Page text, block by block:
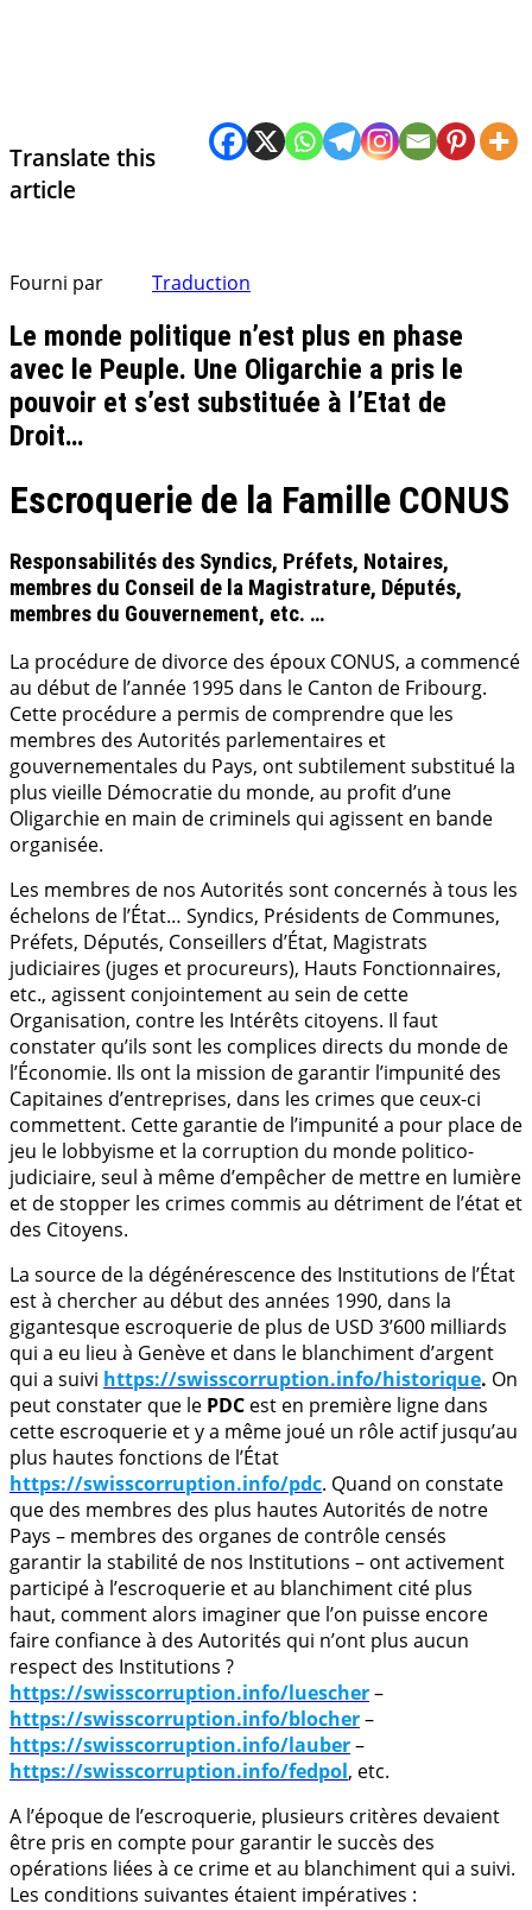
Translate this
article
Fourni par Traduction
Le monde politique n’est plus en phase
avec le Peuple. Une Oligarchie a pris le
pouvoir et s’est substituée à l’Etat de
Droit…
Escroquerie de la Famille CONUS
Responsabilités des Syndics, Préfets, Notaires,
membres du Conseil de la Magistrature, Députés,
membres du Gouvernement, etc. …
La procédure de divorce des époux CONUS, a commencé
au début de l’année 1995 dans le Canton de Fribourg.
Cette procédure a permis de comprendre que les
membres des Autorités parlementaires et
gouvernementales du Pays, ont subtilement substitué la
plus vieille Démocratie du monde, au profit d’une
Oligarchie en main de criminels qui agissent en bande
organisée.
Les membres de nos Autorités sont concernés à tous les
échelons de l’État… Syndics, Présidents de Communes,
Préfets, Députés, Conseillers d’État, Magistrats
judiciaires (juges et procureurs), Hauts Fonctionnaires,
etc., agissent conjointement au sein de cette
Organisation, contre les Intérêts citoyens. Il faut
constater qu’ils sont les complices directs du monde de
l’Économie. Ils ont la mission de garantir l’impunité des
Capitaines d’entreprises, dans les crimes que ceux-ci
commettent. Cette garantie de l’impunité a pour place de
jeu le lobbyisme et la corruption du monde politico-
judiciaire, seul à même d’empêcher de mettre en lumière
et de stopper les crimes commis au détriment de l’état et
des Citoyens.
La source de la dégénérescence des Institutions de l’État
est à chercher au début des années 1990, dans la
gigantesque escroquerie de plus de USD 3’600 milliards
qui a eu lieu à Genève et dans le blanchiment d’argent
qui a suivi https://swisscorruption.info/historique. On
peut constater que le PDC est en première ligne dans
cette escroquerie et y a même joué un rôle actif jusqu’au
plus hautes fonctions de l’État
https://swisscorruption.info/pdc. Quand on constate
que des membres des plus hautes Autorités de notre
Pays – membres des organes de contrôle censés
garantir la stabilité de nos Institutions – ont activement
participé à l’escroquerie et au blanchiment cité plus
haut, comment alors imaginer que l’on puisse encore
faire confiance à des Autorités qui n’ont plus aucun
respect des Institutions ?
https://swisscorruption.info/luescher–
https://swisscorruption.info/blocher–
https://swisscorruption.info/lauber–
https://swisscorruption.info/fedpol, etc.
A l’époque de l’escroquerie, plusieurs critères devaient
être pris en compte pour garantir le succès des
opérations liées à ce crime et au blanchiment qui a suivi.
Les conditions suivantes étaient impératives :